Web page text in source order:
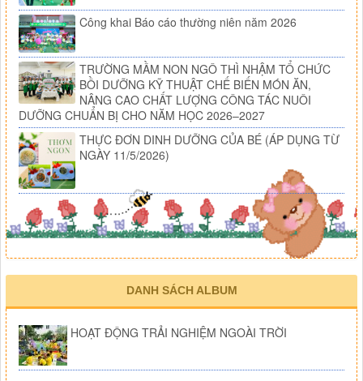
Công khai Báo cáo thường niên năm 2026
TRƯỜNG MẦM NON NGÔ THÌ NHẬM TỔ CHỨC
BỒI DƯỠNG KỸ THUẬT CHẾ BIẾN MÓN ĂN,
NÂNG CAO CHẤT LƯỢNG CÔNG TÁC NUÔI
DƯỠNG CHUẨN BỊ CHO NĂM HỌC 2026–2027
THỰC ĐƠN DINH DƯỠNG CỦA BÉ (ÁP DỤNG TỪ
NGÀY 11/5/2026)
DANH SÁCH ALBUM
HOẠT ĐỘNG TRẢI NGHIỆM NGOÀI TRỜI